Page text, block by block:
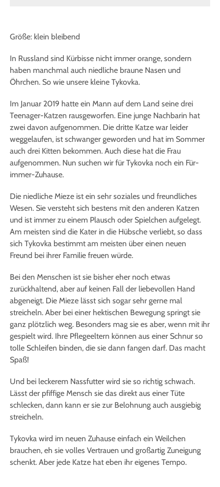
Größe: klein bleibend
In Russland sind Kürbisse nicht immer orange, sondern
haben manchmal auch niedliche braune Nasen und
Öhrchen. So wie unsere kleine Tykovka.
Im Januar 2019 hatte ein Mann auf dem Land seine drei
Teenager-Katzen rausgeworfen. Eine junge Nachbarin hat
zwei davon aufgenommen. Die dritte Katze war leider
weggelaufen, ist schwanger geworden und hat im Sommer
auch drei Kitten bekommen. Auch diese hat die Frau
aufgenommen. Nun suchen wir für Tykovka noch ein Für-
immer-Zuhause.
Die niedliche Mieze ist ein sehr soziales und freundliches
Wesen. Sie versteht sich bestens mit den anderen Katzen
und ist immer zu einem Plausch oder Spielchen aufgelegt.
Am meisten sind die Kater in die Hübsche verliebt, so dass
sich Tykovka bestimmt am meisten über einen neuen
Freund bei ihrer Familie freuen würde.
Bei den Menschen ist sie bisher eher noch etwas
zurückhaltend, aber auf keinen Fall der liebevollen Hand
abgeneigt. Die Mieze lässt sich sogar sehr gerne mal
streicheln. Aber bei einer hektischen Bewegung springt sie
ganz plötzlich weg. Besonders mag sie es aber, wenn mit ihr
gespielt wird. Ihre Pflegeeltern können aus einer Schnur so
tolle Schleifen binden, die sie dann fangen darf. Das macht
Spaß!
Und bei leckerem Nassfutter wird sie so richtig schwach.
Lässt der pfiffige Mensch sie das direkt aus einer Tüte
schlecken, dann kann er sie zur Belohnung auch ausgiebig
streicheln.
Tykovka wird im neuen Zuhause einfach ein Weilchen
brauchen, eh sie volles Vertrauen und großartig Zuneigung
schenkt. Aber jede Katze hat eben ihr eigenes Tempo.